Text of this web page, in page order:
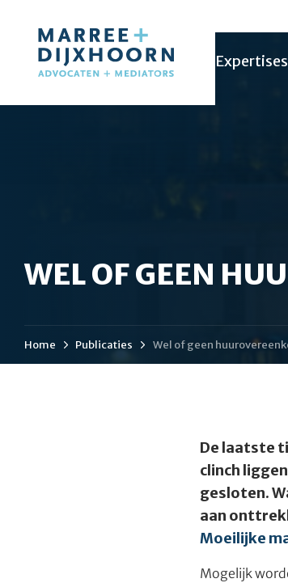
Expertises
WEL OF GEEN
Home Publicaties Wel of geen
De laatste
clinch
gesloten.
aan
Moeilijke
Mogelijk